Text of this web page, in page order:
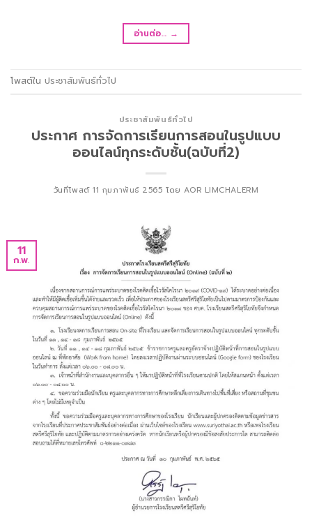
อ่านต่อ… →
โพสต์ใน ประชาสัมพันธ์ทั่วไป
ประชาสัมพันธ์ทั่วไป
ประกาศ การจัดการเรียนการสอนในรูปแบบ
ออนไลน์ทุกระดับชั้น(ฉบับที่2)
วันที่โพสต์11 กุมภาพันธ์ 2565 โดยAOR LIMCHALERM
11
ก.พ.